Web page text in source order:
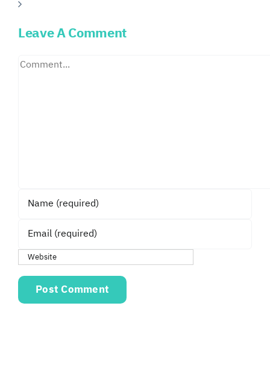
Leave A Comment
Comment